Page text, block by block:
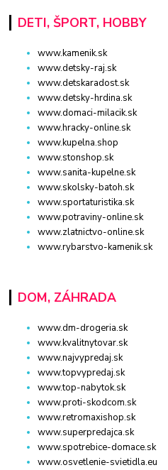
DETI, ŠPORT, HOBBY
www.kamenik.sk
www.detsky-raj.sk
www.detskaradost.sk
www.detsky-hrdina.sk
www.domaci-milacik.sk
www.hracky-online.sk
www.kupelna.shop
www.stonshop.sk
www.sanita-kupelne.sk
www.skolsky-batoh.sk
www.sportaturistika.sk
www.potraviny-online.sk
www.zlatnictvo-online.sk
www.rybarstvo-kamenik.sk
DOM, ZÁHRADA
www.dm-drogeria.sk
www.kvalitnytovar.sk
www.najvypredaj.sk
www.topvypredaj.sk
www.top-nabytok.sk
www.proti-skodcom.sk
www.retromaxishop.sk
www.superpredajca.sk
www.spotrebice-domace.sk
www.osvetlenie-svietidla.eu